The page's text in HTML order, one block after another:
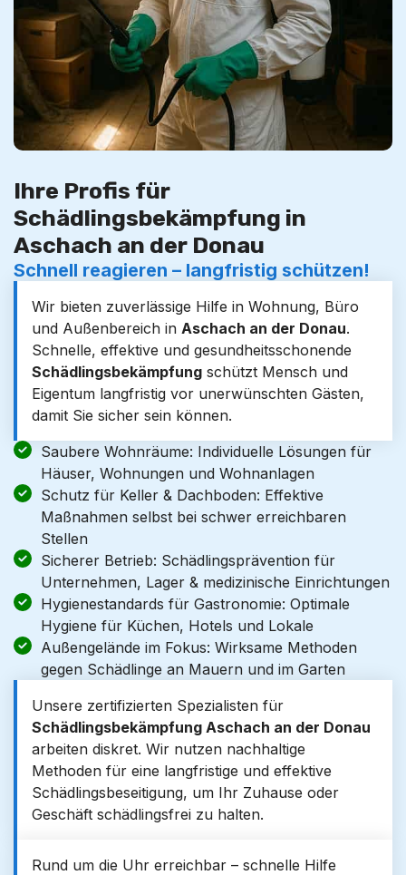
Ihre Profis für
Schädlingsbekämpfung in
Aschach an der Donau
Schnell reagieren – langfristig schützen!
Wir bieten zuverlässige Hilfe in Wohnung, Büro
und Außenbereich in Aschach an der Donau.
Schnelle, effektive und gesundheitsschonende
Schädlingsbekämpfung schützt Mensch und
Eigentum langfristig vor unerwünschten Gästen,
damit Sie sicher sein können.
Saubere Wohnräume: Individuelle Lösungen für
Häuser, Wohnungen und Wohnanlagen
Schutz für Keller & Dachboden: Effektive
Maßnahmen selbst bei schwer erreichbaren
Stellen
Sicherer Betrieb: Schädlingsprävention für
Unternehmen, Lager & medizinische Einrichtungen
Hygienestandards für Gastronomie: Optimale
Hygiene für Küchen, Hotels und Lokale
Außengelände im Fokus: Wirksame Methoden
gegen Schädlinge an Mauern und im Garten
Unsere zertifizierten Spezialisten für
Schädlingsbekämpfung Aschach an der Donau
arbeiten diskret. Wir nutzen nachhaltige
Methoden für eine langfristige und effektive
Schädlingsbeseitigung, um Ihr Zuhause oder
Geschäft schädlingsfrei zu halten.
Rund um die Uhr erreichbar – schnelle Hilfe